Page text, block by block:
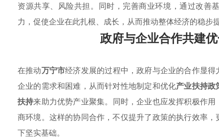
资源共享、风险共担。同时，完善商业环境，通过改善
力，促使企业在此扎根、成长，从而推动整体经济的稳步
政府与企业合作共建
在推动万宁市经济发展的过程中，政府与企业的合作显
企业的需求和困难，从而针对性地制定和优化产业扶持政
扶持来助力优势产业聚集。同时，企业也应发挥积极作
商环境。这样的协同合作，不仅提升了政策的执行效率
下坚实基础。